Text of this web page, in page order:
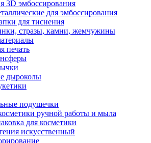
3D эмбоссирования
для эмбоссирования
для тиснения
стразы, камни, жемчужины
печать
дыроколы
подушечки
ручной работы и мыла
для косметики
искусственный